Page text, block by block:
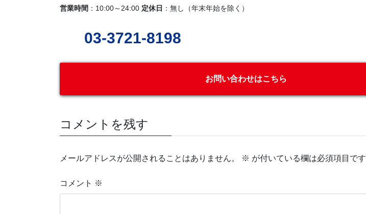
営業時間 ：10:00～24:00 定休日 ：無し（年末年始を除く）
03-3721-8198
お問い合わせはこちら
コメントを残す
メールアドレスが公開されることはありません。 ※ が付いている欄は必須項目です
コメント ※